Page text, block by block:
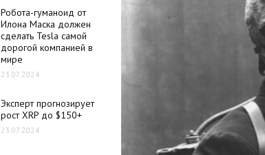
Робота-гуманоид от
Илона Маска должен
сделать Tesla самой
дорогой компанией в
мире
23.07.2024
Эксперт прогнозирует
рост XRP до $150+
23.07.2024